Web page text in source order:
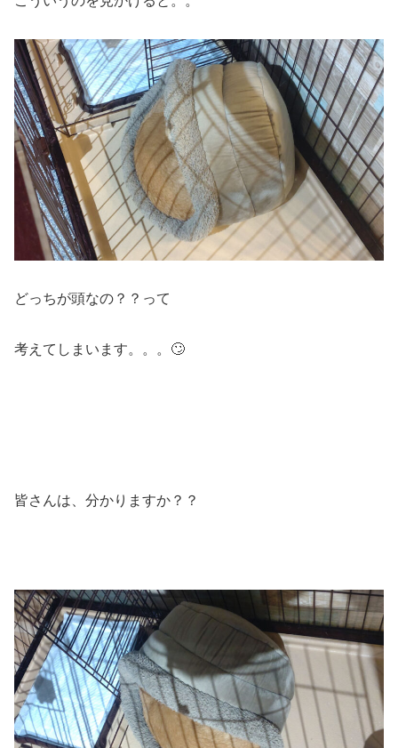
どっちが頭なの？？って
考えてしまいます。。。🙄
皆さんは、分かりますか？？